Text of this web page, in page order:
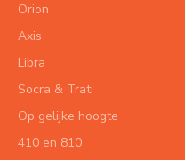
Orion
Axis
Libra
Socra & Trati
Op gelijke hoogte
410 en 810